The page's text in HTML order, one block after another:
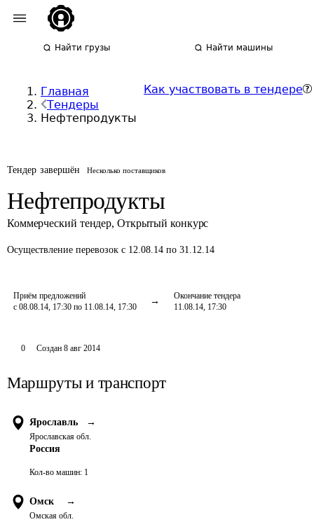
Найти грузы Найти машины
Главная
Тендеры
Нефтепродукты
Как участвовать в тендере
Тендер завершён Несколько поставщиков
Нефтепродукты
Коммерческий тендер, Открытый конкурс
Осуществление перевозок с 12.08.14 по 31.12.14
Приём предложений
с 08.08.14, 17:30 по 11.08.14, 17:30
Окончание тендера
11.08.14, 17:30
0 Создан 8 авг 2014
Маршруты и транспорт
Ярославль →
Ярославская обл.
Россия
Кол-во машин: 1
Омск →
Омская обл.